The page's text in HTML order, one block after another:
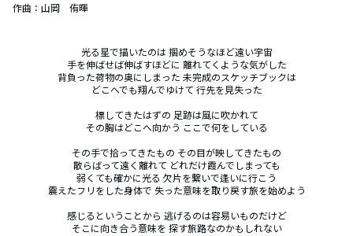
作曲： 山岡 侑暉
光る星で描いたのは 掴めそうなほど遠い宇宙
手を伸ばせば伸ばすほどに 離れてくような気がした
背負った荷物の奥にしまった 未完成のスケッチブックは
どこへでも翔んでゆけて 行先を見失った
標してきたはずの 足跡は風に吹かれて
その胸はどこへ向かう ここで何をしている
その手で拾ってきたもの その目が映してきたもの
散らばって遠く離れて どれだけ霞んでしまっても
弱くても確かに光る 欠片を繋いで逢いに行こう
震えたフリをした身体で 失った意味を取り戻す旅を始めよう
感じるということから 逃げるのは容易いものだけど
そこに向き合う意味を 探す旅路なのかもしれない